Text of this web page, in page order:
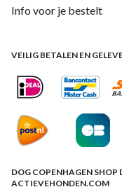
Info voor je bestelt
VEILIG BETALEN EN
DOG COPENHAGEN SHOP
ACTIEVEHONDEN.COM